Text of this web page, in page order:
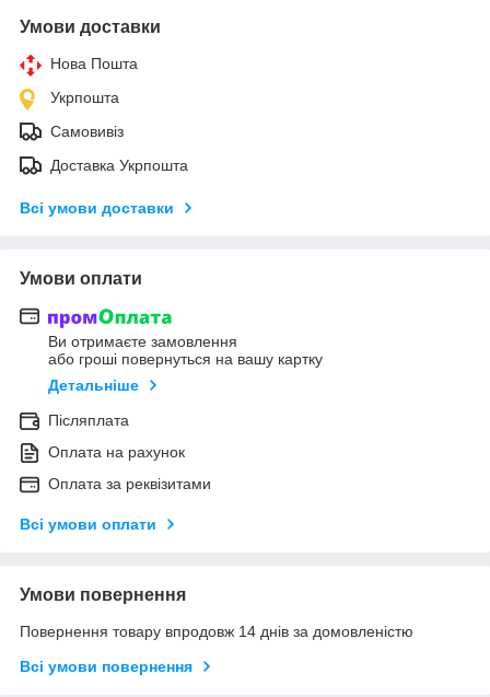
Умови доставки
Нова Пошта
Укрпошта
Самовивіз
Доставка Укрпошта
Всі умови доставки
Умови оплати
Ви отримаєте замовлення
або гроші повернуться на вашу картку
Детальніше
Післяплата
Оплата на рахунок
Оплата за реквізитами
Всі умови оплати
Умови повернення
Повернення товару впродовж 14 днів за домовленістю
Всі умови повернення